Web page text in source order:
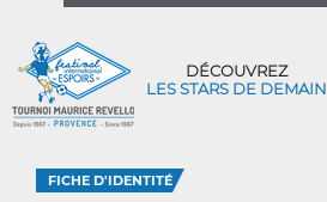
DÉCOUVREZ
LES STARS DE DEMAIN
FICHE D'IDENTITÉ